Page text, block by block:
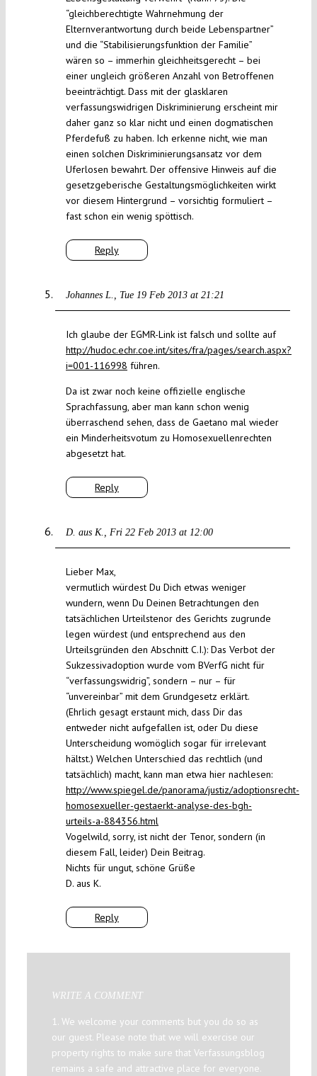
Reply
“gleichberechtigte Wahrnehmung der
Elternverantwortung durch beide Lebenspartner”
und die “Stabilisierungsfunktion der Familie”
wären so – immerhin gleichheitsgerecht – bei
einer ungleich größeren Anzahl von Betroffenen
beeinträchtigt. Dass mit der glasklaren
verfassungswidrigen Diskriminierung erscheint mir
daher ganz so klar nicht und einen dogmatischen
Pferdefuß zu haben. Ich erkenne nicht, wie man
einen solchen Diskriminierungsansatz vor dem
Uferlosen bewahrt. Der offensive Hinweis auf die
gesetzgeberische Gestaltungsmöglichkeiten wirkt
vor diesem Hintergrund – vorsichtig formuliert –
fast schon ein wenig spöttisch.
Johannes L. Tue 19 Feb 2013 at 21:21
Reply
Ich glaube der EGMR-Link ist falsch und sollte auf
http://hudoc.echr.coe.int/sites/fra/pages/search.aspx?
i=001-116998 führen.
Da ist zwar noch keine offizielle englische
Sprachfassung, aber man kann schon wenig
überraschend sehen, dass de Gaetano mal wieder
ein Minderheitsvotum zu Homosexuellenrechten
abgesetzt hat.
D. aus K. Fri 22 Feb 2013 at 12:00
Reply
Lieber Max,
vermutlich würdest Du Dich etwas weniger
wundern, wenn Du Deinen Betrachtungen den
tatsächlichen Urteilstenor des Gerichts zugrunde
legen würdest (und entsprechend aus den
Urteilsgründen den Abschnitt C.I.): Das Verbot der
Sukzessivadoption wurde vom BVerfG nicht für
“verfassungswidrig”, sondern – nur – für
“unvereinbar” mit dem Grundgesetz erklärt.
(Ehrlich gesagt erstaunt mich, dass Dir das
entweder nicht aufgefallen ist, oder Du diese
Unterscheidung womöglich sogar für irrelevant
hältst.) Welchen Unterschied das rechtlich (und
tatsächlich) macht, kann man etwa hier nachlesen:
http://www.spiegel.de/panorama/justiz/adoptionsrecht-
homosexueller-gestaerkt-analyse-des-bgh-
urteils-a-884356.html
Vogelwild, sorry, ist nicht der Tenor, sondern (in
diesem Fall, leider) Dein Beitrag.
Nichts für ungut, schöne Grüße
D. aus K.
WRITE A COMMENT
1. We welcome your comments but you do so as
our guest. Please note that we will exercise our
property rights to make sure that Verfassungsblog
remains a safe and attractive place for everyone.